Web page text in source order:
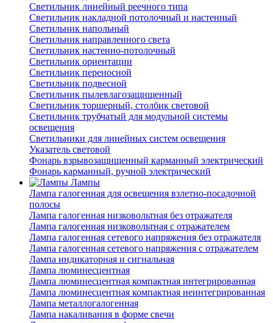
Светильник линейный реечного типа
Светильник накладной потолочный и настенный
Светильник напольный
Светильник направленного света
Светильник настенно-потолочный
Светильник ориентации
Светильник переносной
Светильник подвесной
Светильник пылевлагозащищенный
Светильник торшерный, столбик световой
Светильник трубчатый для модульной системы
освещения
Светильники для линейных систем освещения
Указатель световой
Фонарь взрывозащищенный карманный электрический
Фонарь карманный, ручной электрический
Лампы
Лампа галогенная для освещения взлетно-посадочной
полосы
Лампа галогенная низковольтная без отражателя
Лампа галогенная низковольтная с отражателем
Лампа галогенная сетевого напряжения без отражателя
Лампа галогенная сетевого напряжения с отражателем
Лампа индикаторная и сигнальная
Лампа люминесцентная
Лампа люминесцентная компактная интегрированная
Лампа люминесцентная компактная неинтегрированная
Лампа металлогалогенная
Лампа накаливания в форме свечи